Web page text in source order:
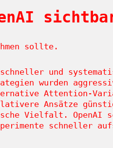
sollte.
schneller und
wurden
Attention-
Ansätze
Vielfalt. OpenAI
schneller